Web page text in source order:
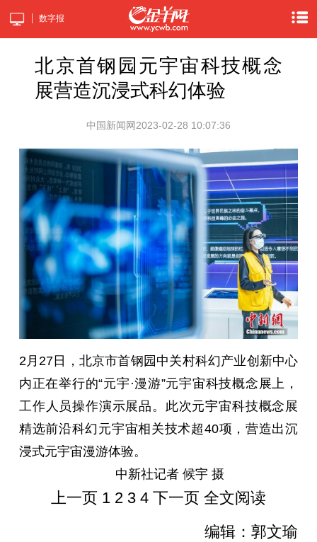
数字报
北京首钢园元宇宙科技概念
展营造沉浸式科幻体验
中国新闻网2023-02-28 10:07:36
2月27日，北京市首钢园中关村科幻产业创新中心
内正在举行的“元宇·漫游”元宇宙科技概念展上，
工作人员操作演示展品。此次元宇宙科技概念展
精选前沿科幻元宇宙相关技术超40项，营造出沉
浸式元宇宙漫游体验。
中新社记者 候宇 摄
上一页 1 2 3 4 下一页 全文阅读
编辑：郭文瑜